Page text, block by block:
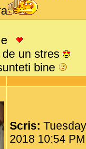
de un stres
bine
Scris:
2018 10:54 PM